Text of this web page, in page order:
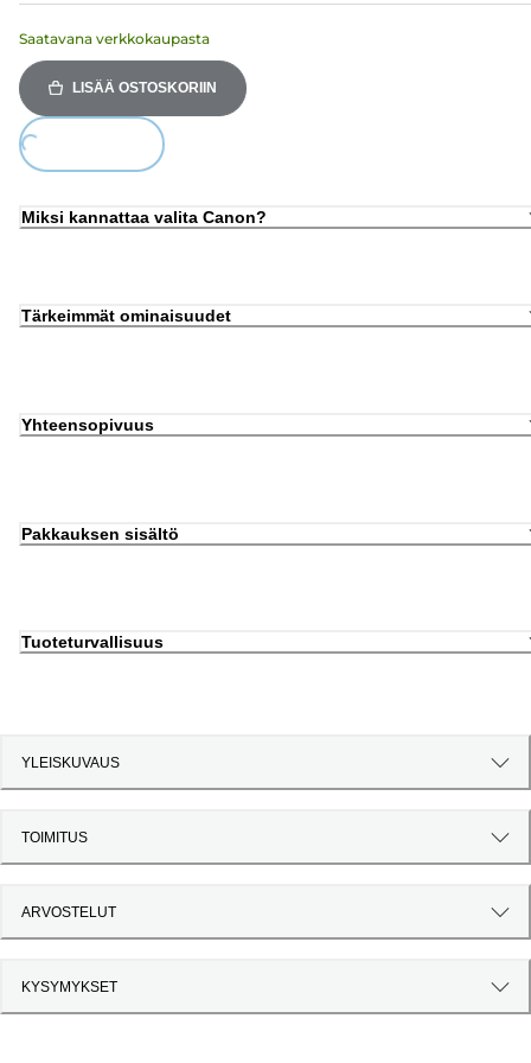
Saatavana verkkokaupasta
LISÄÄ OSTOSKORIIN
Miksi kannattaa valita Canon?
Tärkeimmät ominaisuudet
Yhteensopivuus
Pakkauksen sisältö
Tuoteturvallisuus
YLEISKUVAUS
TOIMITUS
ARVOSTELUT
KYSYMYKSET